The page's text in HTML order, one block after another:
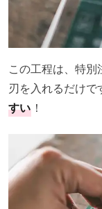
この工程は、特
刃を入れるだけで
すい ！